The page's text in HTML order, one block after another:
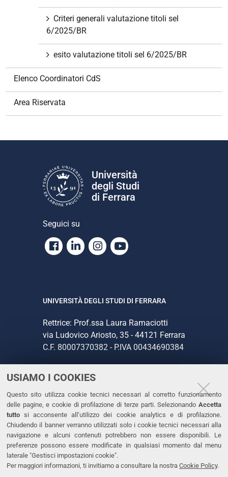
USIAMO I COOKIES
Questo sito utilizza cookie tecnici necessari al corretto funzionamento
delle pagine, e cookie di profilazione di terze parti. Selezionando Accetta
tutto si acconsente all’utilizzo dei cookie analytics e di profilazione.
Chiudendo il banner verranno utilizzati solo i cookie tecnici necessari alla
navigazione e alcuni contenuti potrebbero non essere disponibili. Le
preferenze possono essere modificate in qualsiasi momento dal menu
laterale "Gestisci impostazioni cookie".
Per maggiori informazioni, ti invitiamo a consultare la nostra Cookie Policy.
Criteri generali valutazione titoli sel
6/2025/BR
esito valutazione titoli sel 6/2025/BR
Elenco Coordinatori CdS
Area Riservata
Università
degli Studi
di Ferrara
Seguici su
Facebook
LinkedinInstagram
Youtube
UNIVERSITÀ DEGLI STUDI DI FERRARA
Rettrice: Prof.ssa Laura Ramaciotti
via Ludovico Ariosto, 35 - 44121 Ferrara
C.F. 80007370382 - P.IVA 00434690384
CONTATTI
Tel. +39 0532 293111
Fax. +39 0532 293031
PEC
LINKS